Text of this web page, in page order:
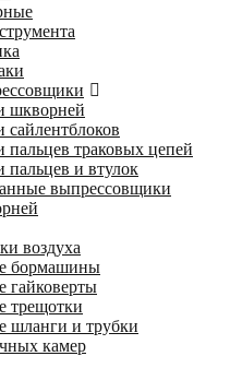
шкворней
траковых цепей
и втулок
выпрессовщики
воздуха
бормашины
гайковерты
трещотки
шланги и трубки
камер